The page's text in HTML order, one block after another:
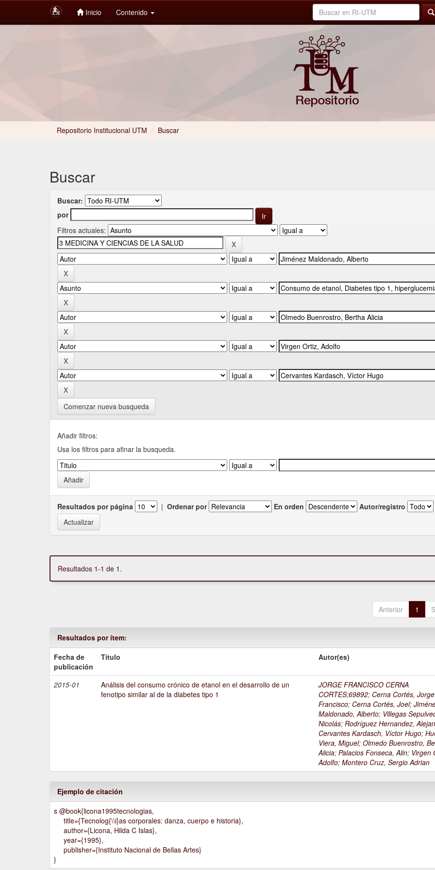
Inicio Contenido
Repositorio Institucional UTM / Buscar
Buscar
Buscar:
por
Filtros actuales:
Comenzar nueva busqueda
Añadir filtros:
Usa los filtros para afinar la busqueda.
Resultados por página | Ordenar por En orden Autor/registro
Resultados 1-1 de 1.
Anterior 1
Resultados por ítem:
Fecha de
publicación
Título Autor(es)
2015-01
Análisis del consumo crónico de etanol en el desarrollo de un
fenotipo similar al de la diabetes tipo 1
JORGE FRANCISCO CERNA
CORTES;69892; Cerna Cortés, Jorge
Francisco; Cerna Cortés, Joel;
Maldonado, Alberto; Villegas
Nicolás;Rodríguez Hernandez,
Cervantes Kardasch, Víctor Hugo;
Viera, Miguel;Olmedo Buenrostro,
Alicia;Palacios Fonseca, Alin; Virgen
Adolfo;Montero Cruz, Sergio Adrian
Ejemplo de citación
s @book{licona1995tecnologias,
title={Tecnolog{\\i}as corporales: danza, cuerpo e historia},
author={Licona, Hilda C Islas},
year={1995},
publisher={Instituto Nacional de Bellas Artes}
}